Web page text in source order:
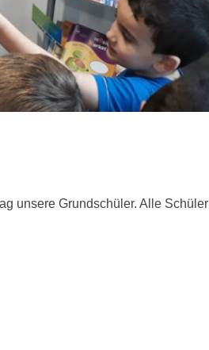
unsere Grundschüler. Alle Schüler